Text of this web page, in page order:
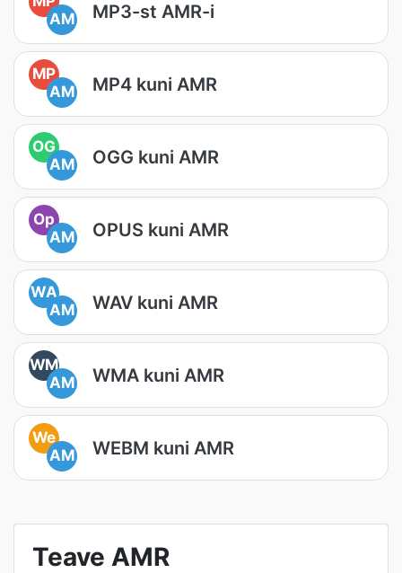
AM
MP3-st AMR-i
MP
AM
MP4 kuni AMR
OG
AM
OGG kuni AMR
Op
AM
OPUS kuni AMR
WA
AM
WAV kuni AMR
WM
AM
WMA kuni AMR
We
AM
WEBM kuni AMR
Teave AMR